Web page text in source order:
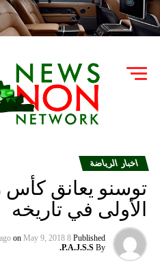
اخبار الرياضة
توسنو يعانق كأس
الأولى في تاريخه
Published
8 years ago
on May 9, 2018
By
P.A.J.S.S.